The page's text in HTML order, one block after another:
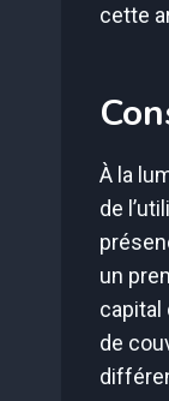
cette
À la
de
un
capital
de